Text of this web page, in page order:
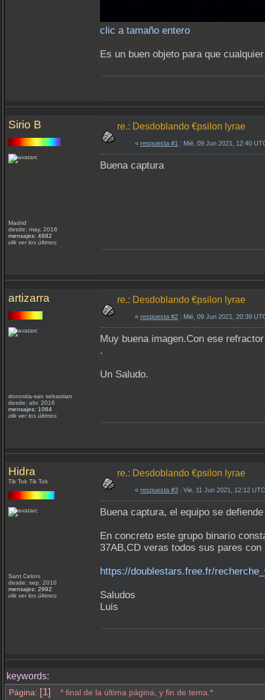
clic a tamaño entero
Es un buen objeto para que
Sirio B
Madrid
desde: may, 2016
mensajes: 4882
clik ver los últimos
re.: Desdoblando €psilon lyrae
« respuesta #1 : Mié, 09 Jun 2021, 12:40
Buena captura
artizarra
donostia-san sebastian
desde: abr, 2016
mensajes: 1064
clik ver los últimos
re.: Desdoblando €psilon lyrae
« respuesta #2 : Mié, 09 Jun 2021, 20:39
Muy buena imagen.Con ese
.
Un Saludo.
Hidra
Tik Tok Tik Tok
Sant Celoni
desde: sep, 2010
mensajes: 2992
clik ver los últimos
re.: Desdoblando €psilon lyrae
« respuesta #3 : Vie, 11 Jun 2021, 12:12
Buena captura, el equipo se
En concreto este grupo binario
37AB,CD veras todos sus pares
https://doublestars.free.fr/
Saludos
Luis
keywords:
Página: [1] * final de la última página, y fin de tema.*